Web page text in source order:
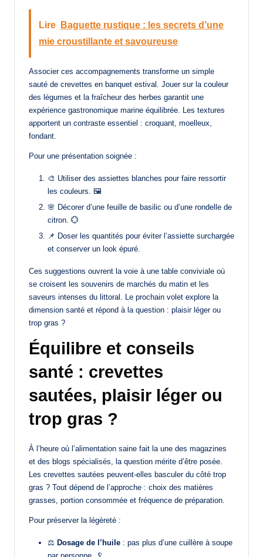
Lire
Baguette rustique : les secrets d’une
mie croustillante et savoureuse
Associer ces accompagnements transforme un simple
sauté de crevettes en banquet estival. Jouer sur la couleur
des légumes et la fraîcheur des herbes garantit une
expérience gastronomique marine équilibrée. Les textures
apportent un contraste essentiel : croquant, moelleux,
fondant.
Pour une présentation soignée :
🎨 Utiliser des assiettes blanches pour faire ressortir
les couleurs. 🖼️
🌸 Décorer d’une feuille de basilic ou d’une rondelle de
citron. 💮
📌 Doser les quantités pour éviter l’assiette surchargée
et conserver un look épuré.
Ces suggestions ouvrent la voie à une table conviviale où
se croisent les souvenirs de marchés du matin et les
saveurs intenses du littoral. Le prochain volet explore la
dimension santé et répond à la question : plaisir léger ou
trop gras ?
Équilibre et conseils
santé : crevettes
sautées, plaisir léger ou
trop gras ?
À l’heure où l’alimentation saine fait la une des magazines
et des blogs spécialisés, la question mérite d’être posée.
Les crevettes sautées peuvent-elles basculer du côté trop
gras ? Tout dépend de l’approche : choix des matières
grasses, portion consommée et fréquence de préparation.
Pour préserver la légèreté :
⚖️ Dosage de l’huile : pas plus d’une cuillère à soupe